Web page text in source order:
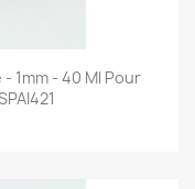
1mm - 40 Ml Pour